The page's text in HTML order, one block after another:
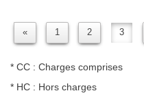
« 1 2 3
* CC : Charges comprises
* HC : Hors charges